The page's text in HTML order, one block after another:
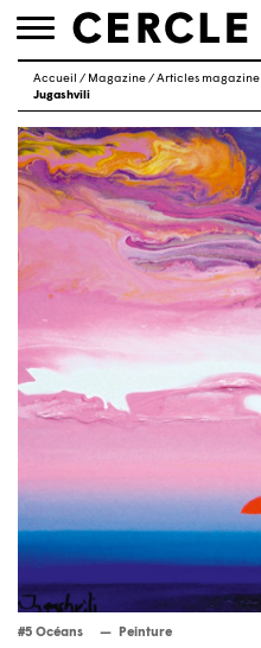
Toggle
Accueil / Magazine/Articles magazine
Jugashvili
#5 Océans Peinture